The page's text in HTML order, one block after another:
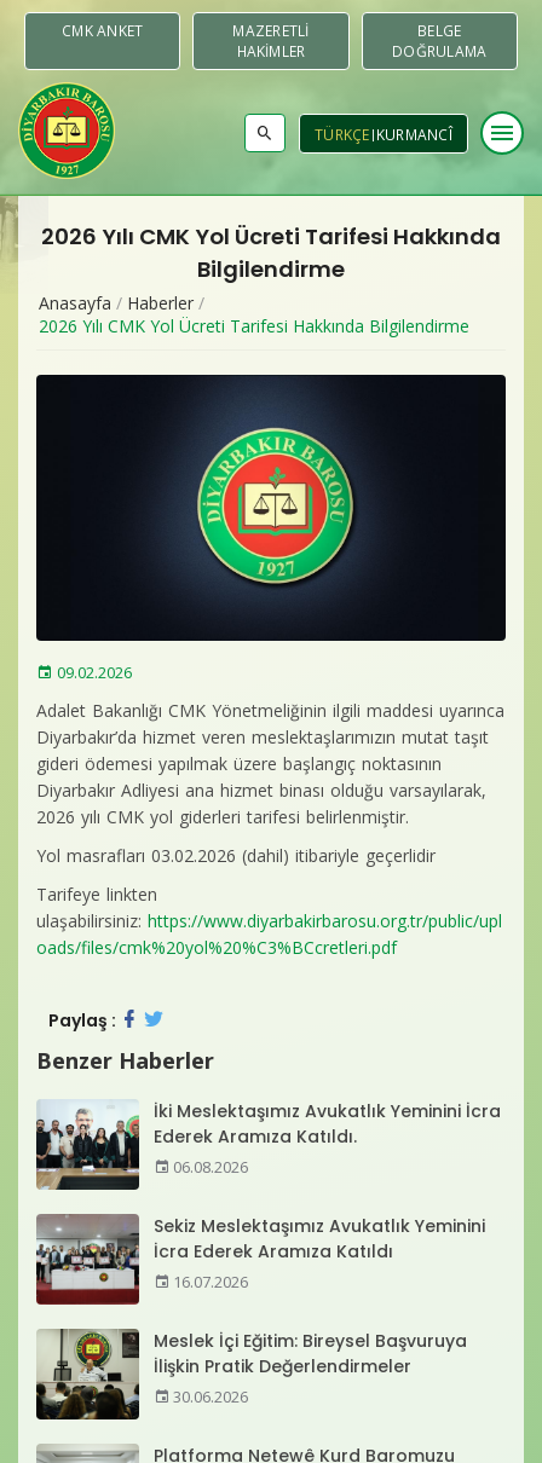
CMK ANKET
MAZERETLI
HAKIMLER
BELGE
DOĞRULAMA
TÜRKÇE KURMANCÎ menu
Merkezler & Komisyonlar
Raporlar
Baro Bültenleri
2026 Yılı CMK Yol Ücreti Tarifesi Hakkında
Bilgilendirme
Anasayfa / Haberler /
2026 Yılı CMK Yol Ücreti Tarifesi Hakkında Bilgilendirme
09.02.2026
Adalet Bakanlığı CMK Yönetmeliğinin ilgili maddesi uyarınca
Diyarbakır’da hizmet veren meslektaşlarımızın mutat taşıt
gideri ödemesi yapılmak üzere başlangıç noktasının
Diyarbakır Adliyesi ana hizmet binası olduğu varsayılarak,
2026 yılı CMK yol giderleri tarifesi belirlenmiştir.
Yol masrafları 03.02.2026 (dahil) itibariyle geçerlidir
Tarifeye linkten
ulaşabilirsiniz: https://www.diyarbakirbarosu.org.tr/public/upl
oads/files/cmk%20yol%20%C3%BCcretleri.pdf
Paylaş :
Benzer Haberler
İki Meslektaşımız Avukatlık Yeminini İcra
Ederek Aramıza Katıldı.
06.08.2026
Sekiz Meslektaşımız Avukatlık Yeminini
İcra Ederek Aramıza Katıldı
16.07.2026
Meslek İçi Eğitim: Bireysel Başvuruya
İlişkin Pratik Değerlendirmeler
30.06.2026
Platforma Netewê Kurd Baromuzu